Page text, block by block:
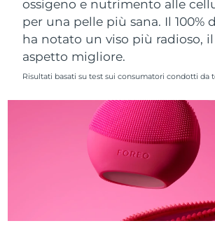
ossigeno e nutrimento alle
per una pelle più sana. Il 100%
ha notato un viso più radioso, il
aspetto migliore.
Risultati basati su test sui consumatori condotti da
Slovacchia Consegna
Slovenia
Corea del Sud Consegna
Consegna